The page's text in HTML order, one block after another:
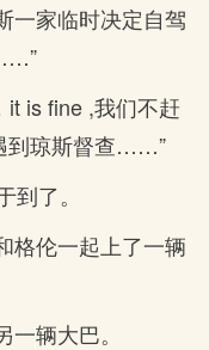
一家临时决定自驾
it is fine ,我们不赶
到琼斯督查……”
了。
格伦一起上了一辆
辆大巴。